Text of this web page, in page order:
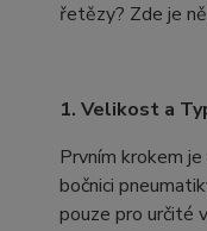
řetězy? Zde je
1. Velikost a
Prvním krokem
bočnici
pouze pro určité